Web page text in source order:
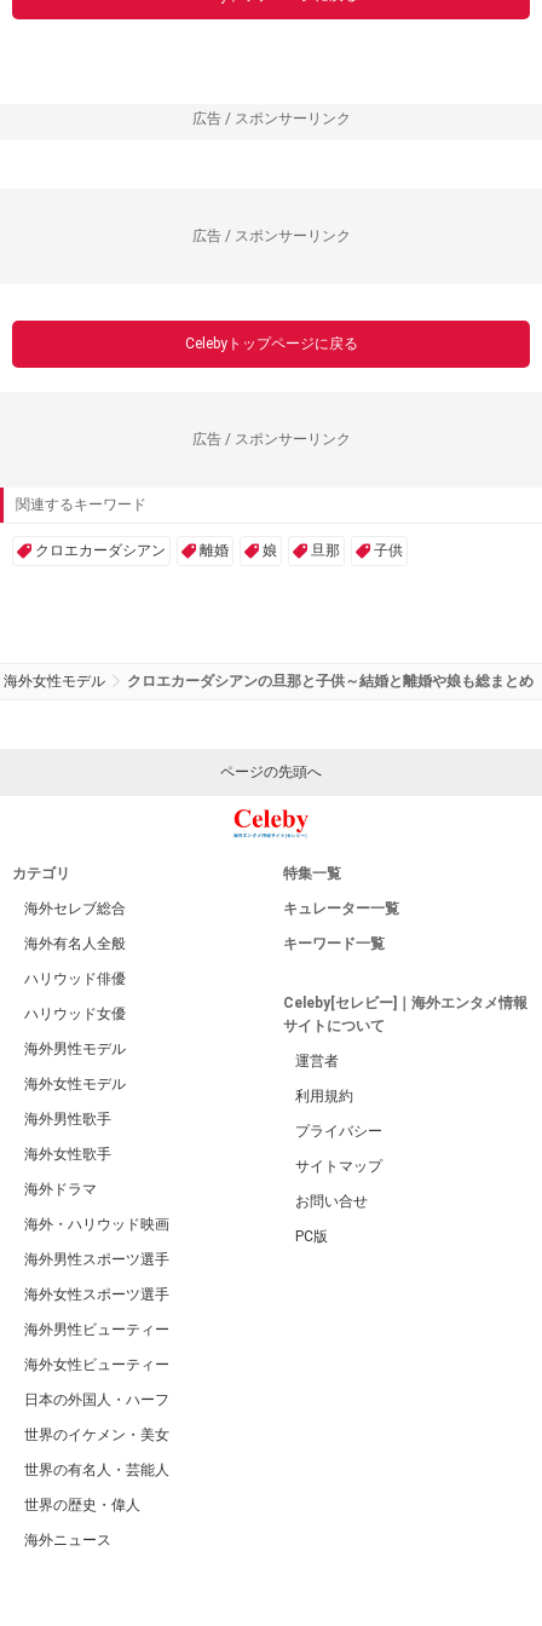
広告 / スポンサーリンク
広告 / スポンサーリンク
Celebyトップページに戻る
広告 / スポンサーリンク
関連するキーワード
クロエカーダシアン 離婚 娘 旦那 子供
海外女性モデル クロエカーダシアンの旦那と子供～結婚と離婚や娘も総まとめ
ページの先頭へ
カテゴリ
海外セレブ総合
海外有名人全般
ハリウッド俳優
ハリウッド女優
海外男性モデル
海外女性モデル
海外男性歌手
海外女性歌手
海外ドラマ
海外・ハリウッド映画
海外男性スポーツ選手
海外女性スポーツ選手
海外男性ビューティー
海外女性ビューティー
日本の外国人・ハーフ
世界のイケメン・美女
世界の有名人・芸能人
世界の歴史・偉人
海外ニュース
特集一覧
キュレーター一覧
キーワード一覧
Celeby[セレビー]｜海外エンタメ情報
サイトについて
運営者
利用規約
プライバシー
サイトマップ
お問い合せ
PC版